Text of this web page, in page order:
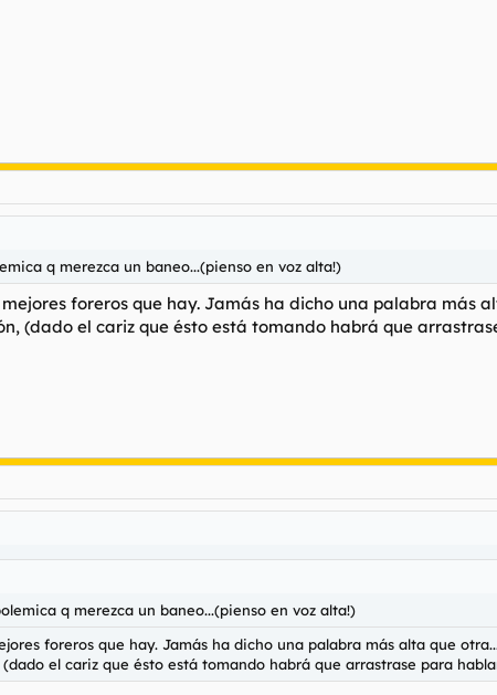
q merezca un baneo...(pienso en voz alta!)
foreros que hay. Jamás ha dicho una palabra más
(dado el cariz que ésto está tomando habrá que
q merezca un baneo...(pienso en voz alta!)
foreros que hay. Jamás ha dicho una palabra más alta que
el cariz que ésto está tomando habrá que arrastrase para